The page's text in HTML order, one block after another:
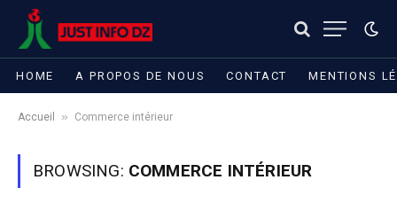
HOME A PROPOS DE NOUS CONTACT MENTIONS
Accueil » Commerce intérieur
BROWSING: COMMERCE INTÉRIEUR